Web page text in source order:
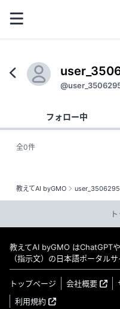
フォロー中
全0件
教えてAI byGMO
教えてAI byGMO はChatGPT
（指示文）の日本語ポータルサ
トップページ 会社概要
利用規約